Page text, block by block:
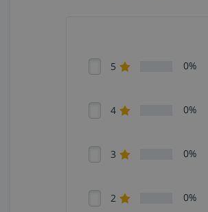
5 0%
4 0%
3 0%
2 0%